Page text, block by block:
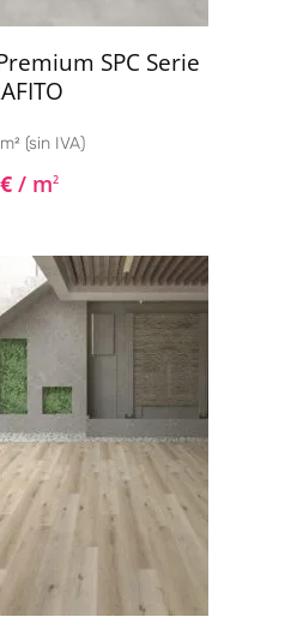
SPC Serie
(sin IVA)
€ / m2